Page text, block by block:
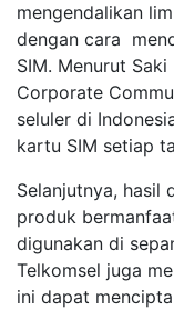
mengendalikan
dengan cara
SIM. Menurut
Corporate
seluler di
kartu SIM setiap
Selanjutnya, hasil
produk
digunakan di
Telkomsel juga
ini dapat